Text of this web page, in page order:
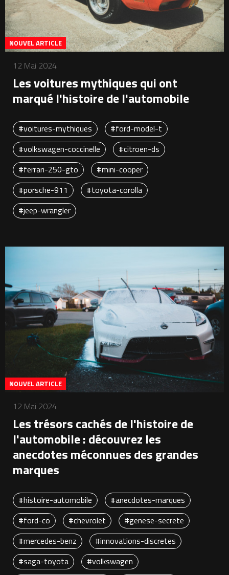
NOUVEL ARTICLE
12 Mai 2024
Les voitures mythiques qui ont
marqué l'histoire de l'automobile
#voitures-mythiques
#ford-model-t
#volkswagen-coccinelle
#citroen-ds
#ferrari-250-gto
#mini-cooper
#porsche-911
#toyota-corolla
#jeep-wrangler
NOUVEL ARTICLE
12 Mai 2024
Les trésors cachés de l'histoire de
l'automobile : découvrez les
anecdotes méconnues des grandes
marques
#histoire-automobile
#anecdotes-marques
#ford-co
#chevrolet
#genese-secrete
#mercedes-benz
#innovations-discretes
#saga-toyota
#volkswagen